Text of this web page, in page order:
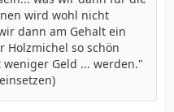
wird wohl nicht
dann am Gehalt ein
Holzmichel so schön
Geld ... werden."